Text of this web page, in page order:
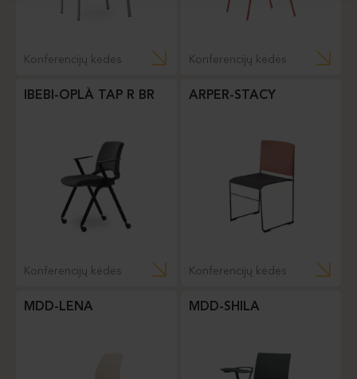
Konferencijų kėdės Konferencijų kėdės
IBEBI-OPLÀ TAP R BR
Konferencijų kėdės
ARPER-STACY
Konferencijų kėdės
MDD-LENA MDD-SHILA